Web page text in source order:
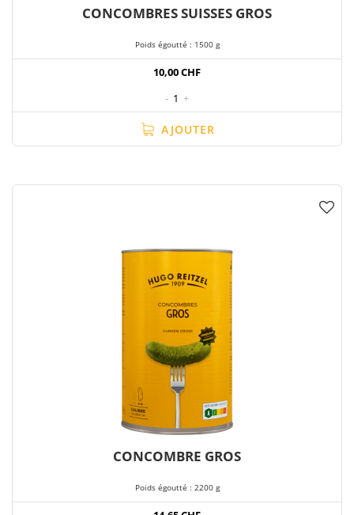
CONCOMBRES SUISSES GROS
Poids égoutté : 1500 g
10,00 CHF
- 1 +
AJOUTER
CONCOMBRE GROS
Poids égoutté : 2200 g